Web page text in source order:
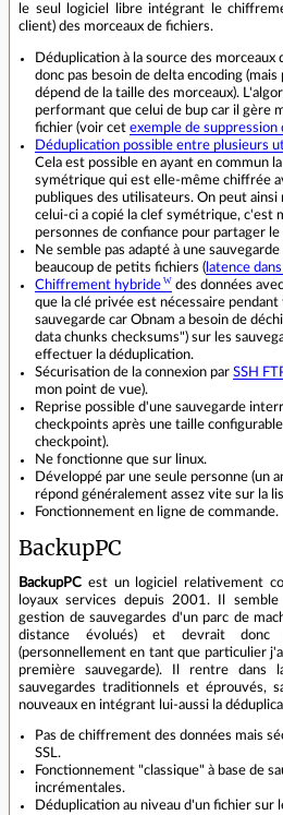
le seul logiciel libre intégrant le
client) des morceaux de fichiers.
Déduplication à la source des morceaux
donc pas besoin de delta encoding
dépend de la taille des morceaux).
performant que celui de bup car il gère
fichier (voir cet exemple de suppression
Déduplication possible entre plusieurs
Cela est possible en ayant en commun
symétrique qui est elle-même chiffrée
publiques des utilisateurs. On peut
celui-ci a copié la clef symétrique, c'est
personnes de confiance pour partager
Ne semble pas adapté à une
beaucoup de petits fichiers ( latence
Chiffrement hybride
des données
que la clé privée est nécessaire
sauvegarde car Obnam a besoin de
data chunks checksums") sur les
effectuer la déduplication.
Sécurisation de la connexion par SSH
mon point de vue).
Reprise possible d'une sauvegarde
checkpoints après une taille
checkpoint).
Ne fonctionne que sur linux.
Développé par une seule personne (un
répond généralement assez vite sur la
Fonctionnement en ligne de commande.
BackupPC
BackupPC est un logiciel relativement
loyaux services depuis 2001. Il
gestion de sauvegardes d'un parc de
distance évolués) et devrait donc
(personnellement en tant que particulier
première sauvegarde). Il rentre dans
sauvegardes traditionnels et éprouvés,
nouveaux en intégrant lui-aussi la
Pas de chiffrement des données mais
SSL.
Fonctionnement "classique" à base de
incrémentales.
Déduplication au niveau d'un fichier sur